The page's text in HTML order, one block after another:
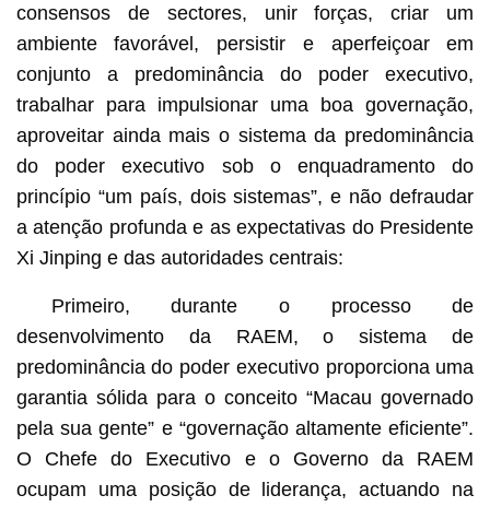
consensos de sectores, unir forças, criar um
ambiente favorável, persistir e aperfeiçoar em
conjunto a predominância do poder executivo,
trabalhar para impulsionar uma boa governação,
aproveitar ainda mais o sistema da predominância
do poder executivo sob o enquadramento do
princípio “um país, dois sistemas”, e não defraudar
a atenção profunda e as expectativas do Presidente
Xi Jinping e das autoridades centrais:
Primeiro, durante o processo de
desenvolvimento da RAEM, o sistema de
predominância do poder executivo proporciona uma
garantia sólida para o conceito “Macau governado
pela sua gente” e “governação altamente eficiente”.
O Chefe do Executivo e o Governo da RAEM
ocupam uma posição de liderança, actuando na